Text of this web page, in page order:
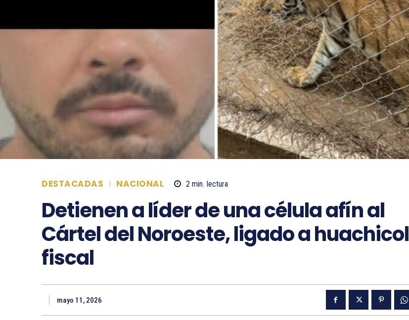
DESTACADAS NACIONAL 2 min. lectura
Detienen a líder de una célula afín al
Cártel del Noroeste, ligado a huachicol
fiscal
mayo 11, 2026